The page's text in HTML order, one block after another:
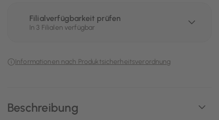
Beschreibung
Filialverfügbarkeit prüfen
In 3 Filialen verfügbar
Informationen nach Produktsicherheitsverordnung